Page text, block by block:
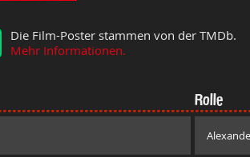
Die Film-Poster stammen von der TMDb.
Mehr Informationen.
Rolle